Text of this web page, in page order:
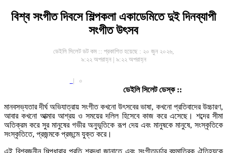
বিশ্ব সংগীত দিবসে শিল্পকলা একাডেমিতে দুই দিনব্যাপী
সংগীত উৎসব
ডেইলি সিলেট ডট কম :: প্রকাশিত হয়েছে : ২০ জুন ২০২৬,
৯:২২ অপরাহ্ন | ৯:২২ অপরাহ্ন
| ০
ডেইলি সিলেট ডেস্ক ::
মানবসভ্যতার দীর্ঘ অভিযাত্রায় সংগীত কখনো উৎসবের ভাষা, কখনো প্রতিবাদের উচ্চারণ,
আবার কখনো আত্মার আশ্রয় ও সময়ের দলিল হিসেবে কাজ করে এসেছে। শব্দের সীমা
অতিক্রম করে সুর মানুষের গভীর অনুভূতিকে রূপ দেয় এবং মানুষকে মানুষে, সংস্কৃতিকে
সংস্কৃতিতে, প্রজন্মকে প্রজন্মে যুক্ত করে।
এই বিশ্বজনীন শিল্পধারার প্রতি শ্রদ্ধা জানাতে এবং সংগীতচর্চার বহুমাত্রিক ঐতিহ্যকে